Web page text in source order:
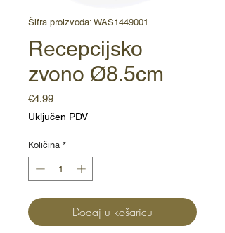
Šifra proizvoda: WAS1449001
Recepcijsko
zvono Ø8.5cm
€4.99Cijena
Uključen PDV
Količina *
Dodaj u košaricu